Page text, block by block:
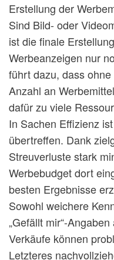
Erstellung der
Sind Bild- oder
ist die finale
Werbeanzeigen nur
führt dazu, dass
Anzahl an
dafür zu viele
In Sachen Effizienz
übertreffen. Dank
Streuverluste stark
Werbebudget dort
besten Ergebnisse
Sowohl weichere
„Gefällt mir“-
Verkäufe können
Letzteres